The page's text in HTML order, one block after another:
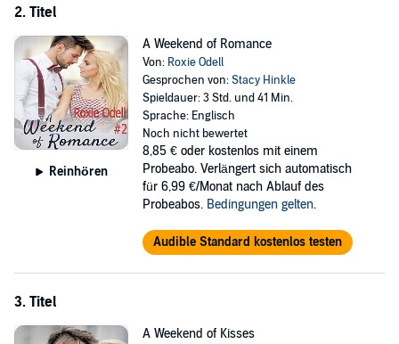
2. Titel
Reinhören
A Weekend of Romance
Von: Roxie Odell
Gesprochen von:Stacy Hinkle
Spieldauer: 3 Std. und 41 Min.
Sprache: Englisch
Noch nicht bewertet
8,85 € oder kostenlos mit einem
Probeabo. Verlängert sich automatisch
für 6,99 €/Monat nach Ablauf des
Probeabos. Bedingungen gelten.
Audible Standard kostenlos testen
3. Titel
A Weekend of Kisses